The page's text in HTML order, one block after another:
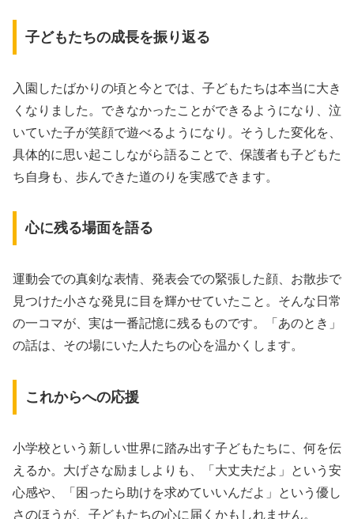
子どもたちの成長を振り返る
入園したばかりの頃と今とでは、子どもたちは本当に大き
くなりました。できなかったことができるようになり、泣
いていた子が笑顔で遊べるようになり。そうした変化を、
具体的に思い起こしながら語ることで、保護者も子どもた
ち自身も、歩んできた道のりを実感できます。
心に残る場面を語る
運動会での真剣な表情、発表会での緊張した顔、お散歩で
見つけた小さな発見に目を輝かせていたこと。そんな日常
の一コマが、実は一番記憶に残るものです。「あのとき」
の話は、その場にいた人たちの心を温かくします。
これからへの応援
小学校という新しい世界に踏み出す子どもたちに、何を伝
えるか。大げさな励ましよりも、「大丈夫だよ」という安
心感や、「困ったら助けを求めていいんだよ」という優し
さのほうが、子どもたちの心に届くかもしれません。